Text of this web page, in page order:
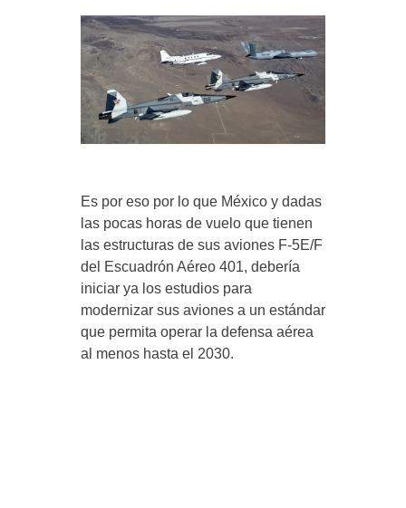
Es por eso por lo que México y dadas
las pocas horas de vuelo que tienen
las estructuras de sus aviones F-5E/F
del Escuadrón Aéreo 401, debería
iniciar ya los estudios para
modernizar sus aviones a un estándar
que permita operar la defensa aérea
al menos hasta el 2030.